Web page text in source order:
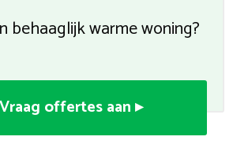
behaaglijk warme woning?
Vraag offertes aan ▸